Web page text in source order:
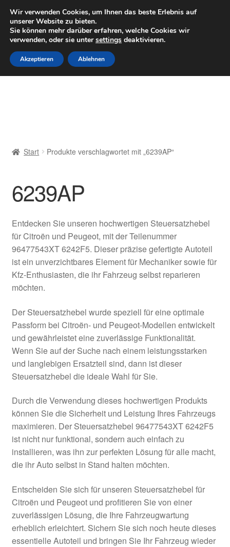
LIEFERUNG ab 6 EUR
Mo–Fr 9–16 Uhr · 0175 7465658
Zur
Navigation
springen
Zum
Inhalt
springen
Datenschutz-Bestimmungen
Impressum
Kasse
Kontakt
Mein Konto
Über uns
Weltweiter Versand
Zahlungen
Start Produkte verschlagwortet mit „6239AP“
6239AP
Entdecken Sie unseren hochwertigen Steuersatzhebel
für Citroën und Peugeot, mit der Teilenummer
96477543XT 6242F5. Dieser präzise gefertigte Autoteil
ist ein unverzichtbares Element für Mechaniker sowie für
Kfz-Enthusiasten, die ihr Fahrzeug selbst reparieren
möchten.
Der Steuersatzhebel wurde speziell für eine optimale
Passform bei Citroën- und Peugeot-Modellen entwickelt
und gewährleistet eine zuverlässige Funktionalität.
Wenn Sie auf der Suche nach einem leistungsstarken
und langlebigen Ersatzteil sind, dann ist dieser
Steuersatzhebel die ideale Wahl für Sie.
Durch die Verwendung dieses hochwertigen Produkts
können Sie die Sicherheit und Leistung Ihres Fahrzeugs
maximieren. Der Steuersatzhebel 96477543XT 6242F5
ist nicht nur funktional, sondern auch einfach zu
installieren, was ihn zur perfekten Lösung für alle macht,
die ihr Auto selbst in Stand halten möchten.
Entscheiden Sie sich für unseren Steuersatzhebel für
Citroën und Peugeot und profitieren Sie von einer
zuverlässigen Lösung, die Ihre Fahrzeugwartung
erheblich erleichtert. Sichern Sie sich noch heute dieses
essentielle Autoteil und bringen Sie Ihr Fahrzeug wieder
Wir verwenden Cookies, um Ihnen das beste Erlebnis auf
unserer Website zu bieten.
Sie können mehr darüber erfahren, welche Cookies wir
verwenden, oder sie untersettings deaktivieren.
Akzeptieren Ablehnen